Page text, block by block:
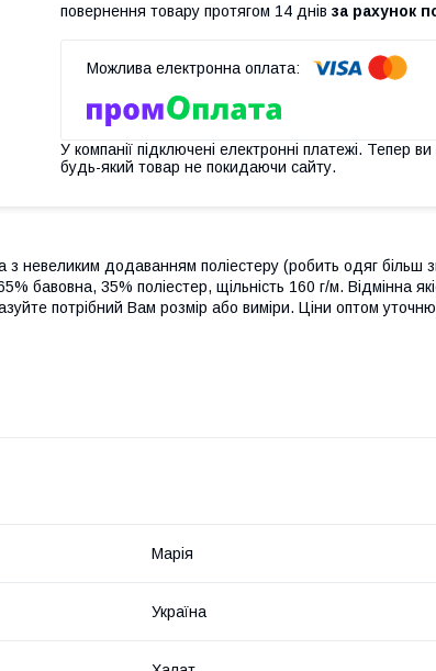
повернення товару протягом 14 днів за рахунок
У компанії підключені електронні платежі. Тепер
будь-який товар не покидаючи сайту.
невеликим додаванням поліестеру (робить одяг більш
бавовна, 35% поліестер, щільність 160 г/м. Відмінна
потрібний Вам розмір або виміри. Ціни оптом
Марія
Україна